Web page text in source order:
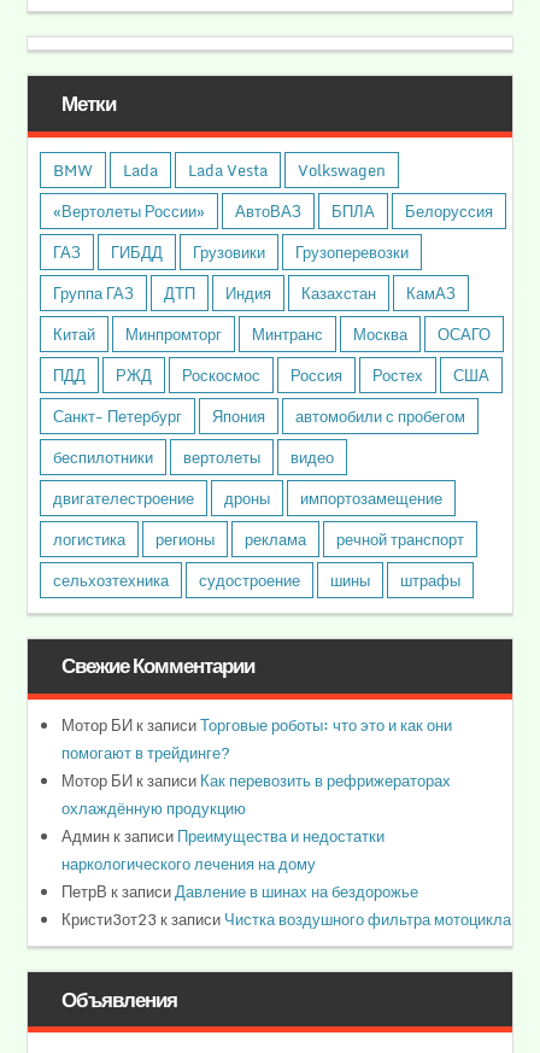
Метки
BMW Lada Lada Vesta
Volkswagen
«Вертолеты России»
АвтоВАЗ БПЛА
Белоруссия
ГАЗ
ГИБДД Грузовики
Грузоперевозки
Группа ГАЗ
ДТП Индия Казахстан
КамАЗ
Китай
Минпромторг Минтранс Москва
ОСАГО
ПДД
РЖД Роскосмос Россия Ростех
США
Санкт- Петербург
Япония
автомобили с пробегом
беспилотники
вертолеты
видео
двигателестроение
дроны
импортозамещение
логистика
регионы реклама
речной транспорт
сельхозтехника
судостроение шины штрафы
Свежие Комментарии
Мотор БИк записиТорговые роботы: что это и как они
помогают в трейдинге?
Мотор БИк записиКак перевозить в рефрижераторах
охлаждённую продукцию
Админк записиПреимущества и недостатки
наркологического лечения на дому
ПетрВ к записиДавление в шинах на бездорожье
Кристи3от23 к записиЧистка воздушного фильтра мотоцикла
Объявления